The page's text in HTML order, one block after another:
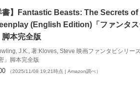
書】Fantastic Beasts: The Secrets
(English Edition)「ファンタ
脚本完全版
J.K., 著:Kloves, Steve 映画ファンタビシリー
」脚本完全版
（2025/11/08 19:21時点 | Amazon調べ）